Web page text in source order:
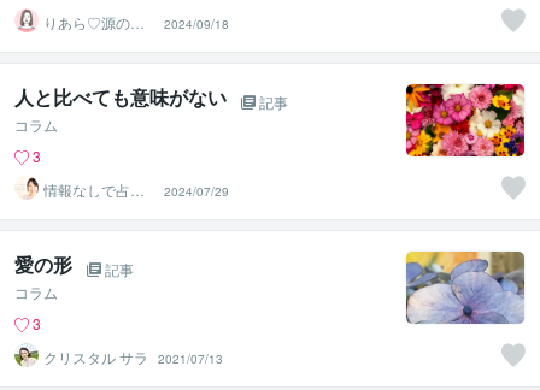
りあら♡源の波
動ヒーラー
2024/09/18
人と比べても意味がない
記事
コラム
3
情報なしで占え
ます＊ゆり
2024/07/29
愛の形
記事
コラム
3
クリスタル サラ
2021/07/13